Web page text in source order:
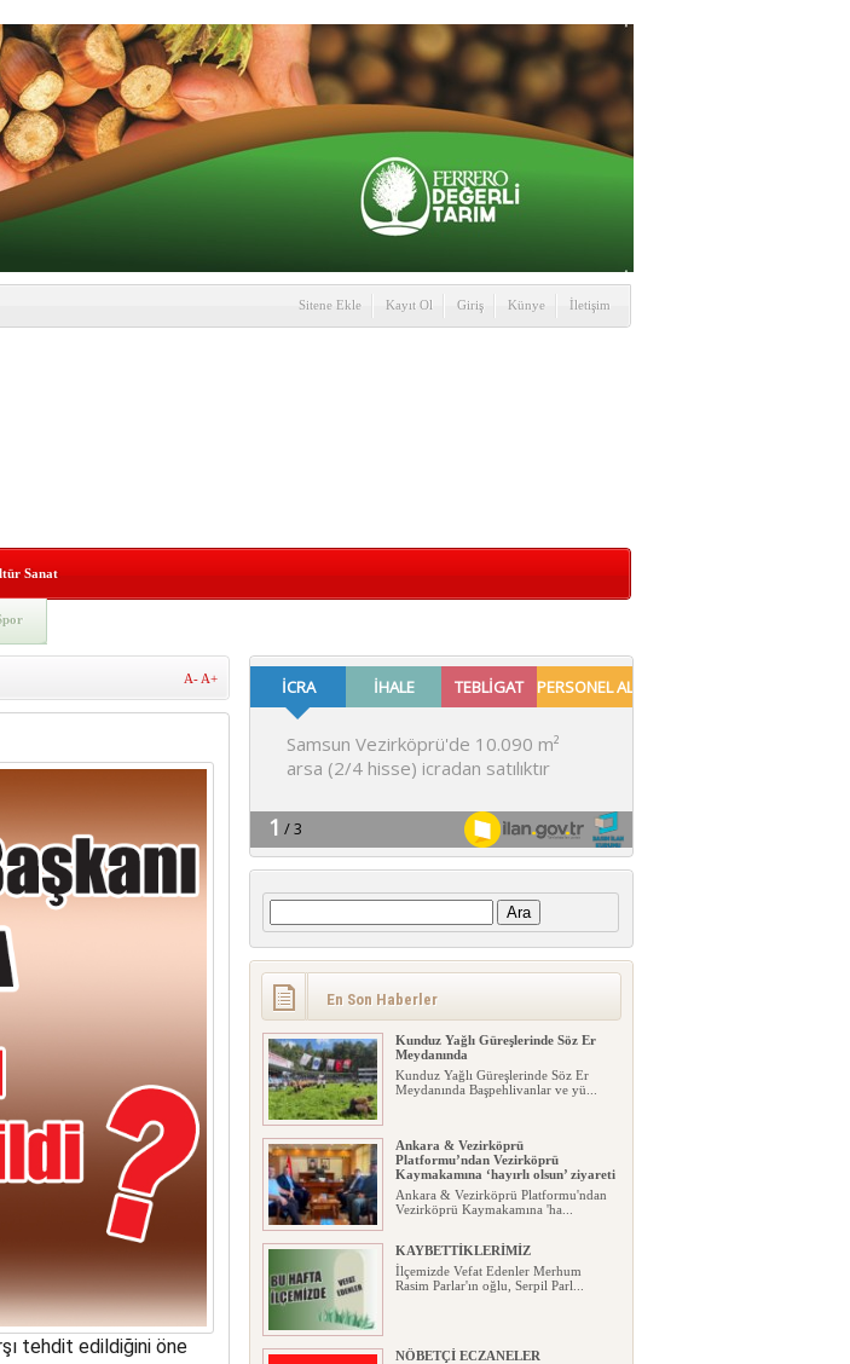
Sitene Ekle Kayıt Ol Giriş Künye İletişim
Sanat
A- A+
tehdit edildiğini öne
Arama:
En Son Haberler
Kunduz Yağlı Güreşlerinde Söz Er
Meydanında
Kunduz Yağlı Güreşlerinde Söz Er
Meydanında Başpehlivanlar ve yü...
Ankara & Vezirköprü
Platformu’ndan Vezirköprü
Kaymakamına ‘hayırlı olsun’ ziyareti
Ankara & Vezirköprü Platformu'ndan
Vezirköprü Kaymakamına 'ha...
KAYBETTİKLERİMİZ
İlçemizde Vefat Edenler Merhum
Rasim Parlar'ın oğlu, Serpil Parl...
NÖBETÇİ ECZANELER